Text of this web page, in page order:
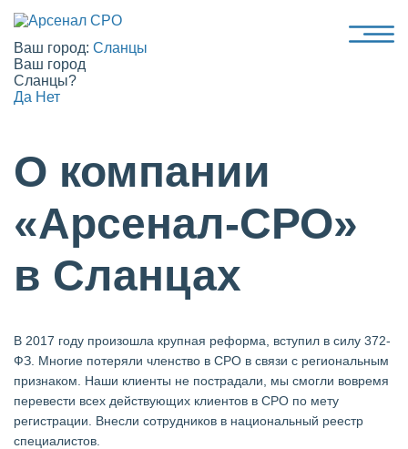
Ваш город: Сланцы
Ваш город
Сланцы?
Да Нет
О компании
«Арсенал-СРО»
в Сланцах
В 2017 году произошла крупная реформа, вступил в силу 372-
ФЗ. Многие потеряли членство в СРО в связи с региональным
признаком. Наши клиенты не пострадали, мы смогли вовремя
перевести всех действующих клиентов в СРО по мету
регистрации. Внесли сотрудников в национальный реестр
специалистов.